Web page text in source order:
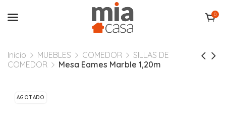
0
Inicio MUEBLES COMEDOR
SILLAS DE
COMEDOR
Mesa Eames Marble 1,20m
AGOTADO